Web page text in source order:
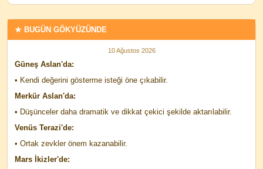
★ BUGÜN GÖKYÜZÜNDE
10 Ağustos 2026
Güneş Aslan'da:
• Kendi değerini gösterme isteği öne çıkabilir.
Merkür Aslan'da:
• Düşünceler daha dramatik ve dikkat çekici şekilde aktarılabilir.
Venüs Terazi'de:
• Ortak zevkler önem kazanabilir.
Mars İkizler'de: